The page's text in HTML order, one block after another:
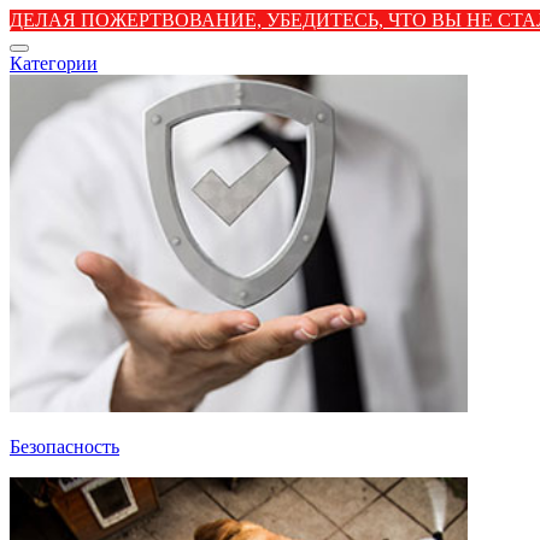
ДЕЛАЯ ПОЖЕРТВОВАНИЕ, УБЕДИТЕСЬ, ЧТО ВЫ НЕ
Категории
Безопасность